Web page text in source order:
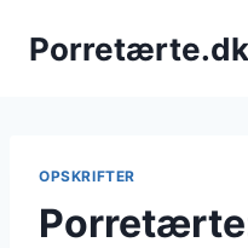
Porretærte.dk
OPSKRIFTER